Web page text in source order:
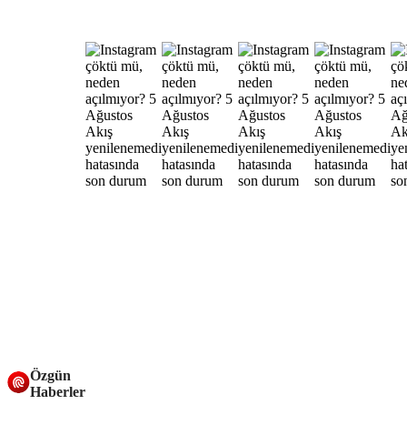
Özgün
Haberler